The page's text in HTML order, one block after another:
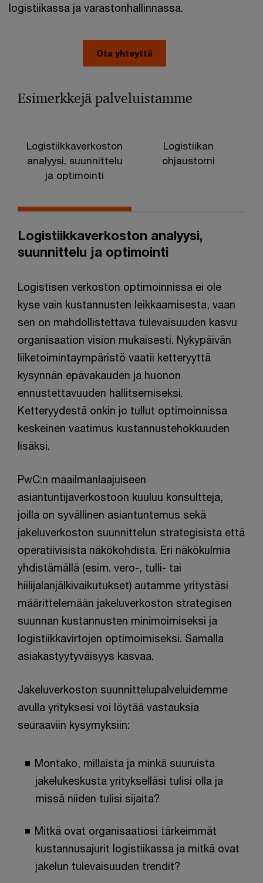
logistiikassa ja varastonhallinnassa.
Ota yhteyttä
Esimerkkejä palveluistamme
Logistiikkaverkoston
analyysi, suunnittelu
ja optimointi
Logistiikan
ohjaustorni
Logistiikkaverkoston analyysi,
suunnittelu ja optimointi
Logistisen verkoston optimoinnissa ei ole
kyse vain kustannusten leikkaamisesta, vaan
sen on mahdollistettava tulevaisuuden kasvu
organisaation vision mukaisesti. Nykypäivän
liiketoimintaympäristö vaatii ketteryyttä
kysynnän epävakauden ja huonon
ennustettavuuden hallitsemiseksi.
Ketteryydestä onkin jo tullut optimoinnissa
keskeinen vaatimus kustannustehokkuuden
lisäksi.
PwC:n maailmanlaajuiseen
asiantuntijaverkostoon kuuluu konsultteja,
joilla on syvällinen asiantuntemus sekä
jakeluverkoston suunnittelun strategisista että
operatiivisista näkökohdista. Eri näkökulmia
yhdistämällä (esim. vero-, tulli- tai
hiilijalanjälkivaikutukset) autamme yritystäsi
määrittelemään jakeluverkoston strategisen
suunnan kustannusten minimoimiseksi ja
logistiikkavirtojen optimoimiseksi. Samalla
asiakastyytyväisyys kasvaa.
Jakeluverkoston suunnittelupalveluidemme
avulla yrityksesi voi löytää vastauksia
seuraaviin kysymyksiin:
Montako, millaista ja minkä suuruista
jakelukeskusta yritykselläsi tulisi olla ja
missä niiden tulisi sijaita?
Mitkä ovat organisaatiosi tärkeimmät
kustannusajurit logistiikassa ja mitkä ovat
jakelun tulevaisuuden trendit?